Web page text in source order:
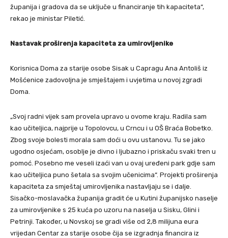
županija i gradova da se uključe u financiranje tih kapaciteta“,
rekao je ministar Piletić.
Nastavak proširenja kapaciteta za umirovljenike
Korisnica Doma za starije osobe Sisak u Capragu Ana Antoliš iz
Mošćenice zadovoljna je smještajem i uvjetima u novoj zgradi
Doma.
„Svoj radni vijek sam provela upravo u ovome kraju. Radila sam
kao učiteljica, najprije u Topolovcu, u Crncu i u OŠ Braća Bobetko.
Zbog svoje bolesti morala sam doći u ovu ustanovu. Tu se jako
ugodno osjećam, osoblje je divno i ljubazno i priskaču svaki tren u
pomoć. Posebno me veseli izaći van u ovaj uređeni park gdje sam
kao učiteljica puno šetala sa svojim učenicima“. Projekti proširenja
kapaciteta za smještaj umirovljenika nastavljaju se i dalje.
Sisačko-moslavačka županija gradit će u Kutini županijsko naselje
za umirovljenike s 25 kuća po uzoru na naselja u Sisku, Glini i
Petrinji. Također, u Novskoj se gradi više od 2,8 milijuna eura
vrijedan Centar za starije osobe čija se izgradnja financira iz